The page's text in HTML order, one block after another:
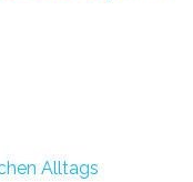
Alltags